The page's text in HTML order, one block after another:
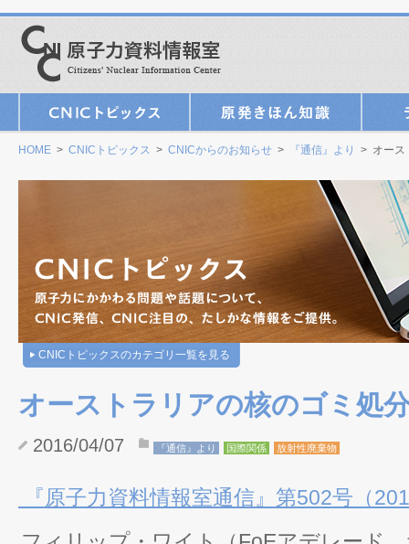
HOME > CNICトピックス > CNICからのお知らせ > 『通信』より > オース
CNICトピックスのカテゴリ一覧を見る
オーストラリアの核のゴミ処
2016/04/07 『通信』より 国際関係 放射性廃棄物
『原子力資料情報室通信』第502号（